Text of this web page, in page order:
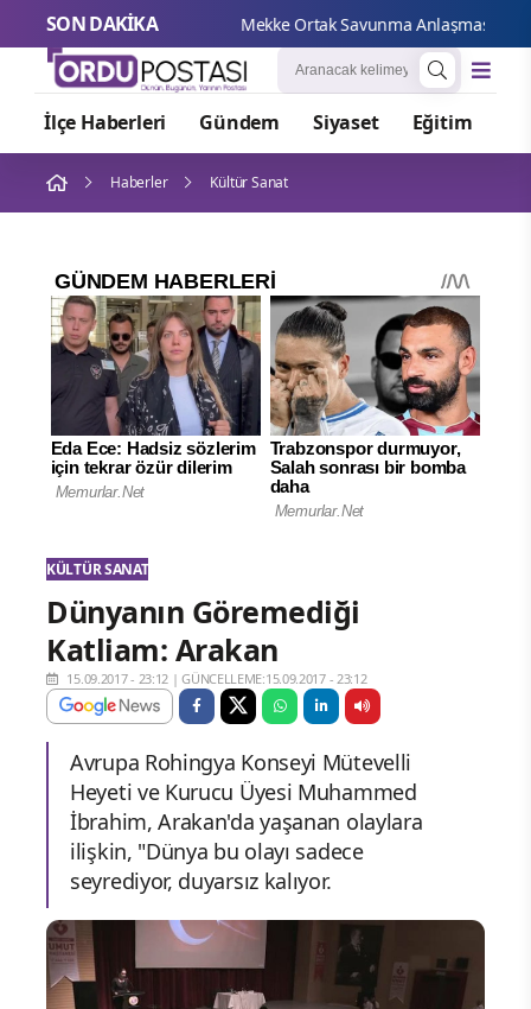
SON DAKİKA Mekke
İlçe Haberleri Gündem Siyaset Eğitim
Haberler Kültür Sanat
KÜLTÜR SANAT
Dünyanın Göremediği
Katliam: Arakan
15.09.2017 - 23:12 |GÜNCELLEME:15.09.2017 - 23:12
Avrupa Rohingya Konseyi Mütevelli
Heyeti ve Kurucu Üyesi Muhammed
İbrahim, Arakan'da yaşanan olaylara
ilişkin, "Dünya bu olayı sadece
seyrediyor, duyarsız kalıyor.